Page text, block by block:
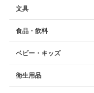
文具
食品・飲料
ベビー・キッズ
衛生用品